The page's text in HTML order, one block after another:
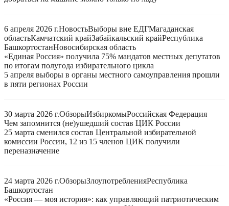
6 апреля 2026 г.НовостьВыборы вне ЕДГМагаданская
областьКамчатский крайЗабайкальский крайРеспублика
БашкортостанНовосибирская область
«Единая Россия» получила 75% мандатов местных депутатов
по итогам полугода избирательного цикла
5 апреля выборы в органы местного самоуправления прошли
в пяти регионах России
30 марта 2026 г.ОбзорыИзбиркомыРоссийская Федерация
Чем запомнится (не)ушедший состав ЦИК России
25 марта сменился состав Центральной избирательной
комиссии России, 12 из 15 членов ЦИК получили
переназначение
24 марта 2026 г.ОбзорыЗлоупотребленияРеспублика
Башкортостан
«Россия — моя история»: как управляющий патриотическим